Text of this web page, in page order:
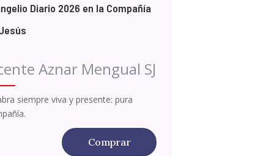
Diario 2026 en la Compañía
Aznar Mengual SJ
siempre viva y presente: pura
Comprar